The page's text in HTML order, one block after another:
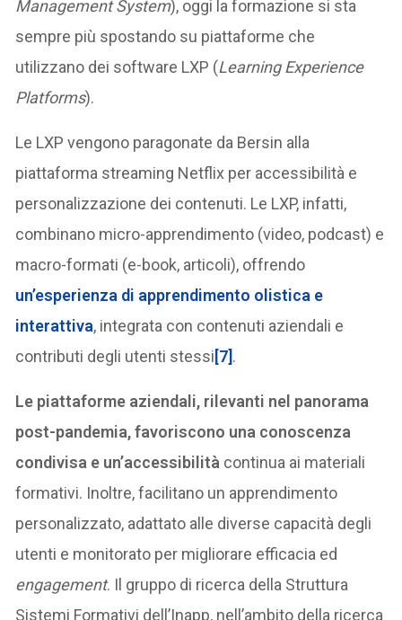
Management System), oggi la formazione si sta
sempre più spostando su piattaforme che
utilizzano dei software LXP (Learning Experience
Platforms).
Le LXP vengono paragonate da Bersin alla
piattaforma streaming Netflix per accessibilità e
personalizzazione dei contenuti. Le LXP, infatti,
combinano micro-apprendimento (video, podcast) e
macro-formati (e-book, articoli), offrendo
un’esperienza di apprendimento olistica e
interattiva, integrata con contenuti aziendali e
contributi degli utenti stessi[7].
Le piattaforme aziendali, rilevanti nel panorama
post-pandemia, favoriscono una conoscenza
condivisa e un’accessibilità continua ai materiali
formativi. Inoltre, facilitano un apprendimento
personalizzato, adattato alle diverse capacità degli
utenti e monitorato per migliorare efficacia ed
engagement. Il gruppo di ricerca della Struttura
Sistemi Formativi dell’Inapp, nell’ambito della ricerca